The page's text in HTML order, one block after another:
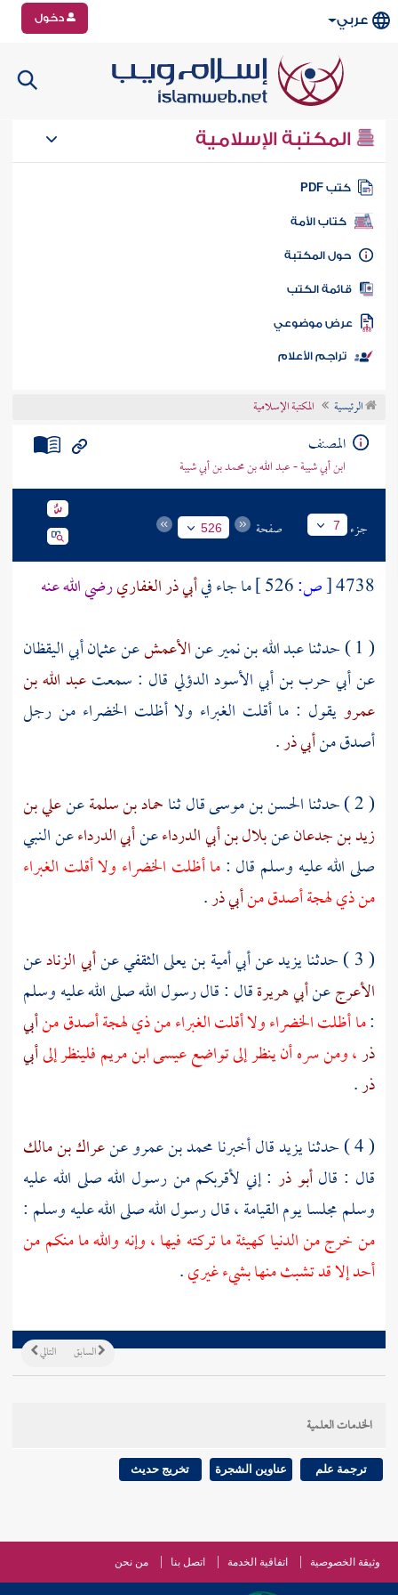
عربي دخول
المكتبة الإسلامية
كتب PDF
كتاب الأمة
المكتبة
الكتب
موضوعي
تراجم الأعلام
الرئيسية المكتبة الإسلامية
المصنف
ابن أبي شيبة - عبد الله بن محمد بن أبي شيبة
جزء 7 صفحة 526
4738
[ص: ما جاء فيأبي ذر الغفاريرضي الله عنه
( 1 ) حدثنا
عبد الله بن نميرعنالأعمشعنعثمان أبي اليقظان
عنأبي حرب بن أبي الأسود الدؤلي قال : سمعتعبد الله بن
عمرويقول : ما أقلت الغبراء ولا أظلت الخضراء من رجل
أصدق منأبي ذر.
( 2 ) حدثنا
الحسن بن موسىقال ثناحماد بن سلمةعنعلي بن
زيد بن جدعانعنبلال بن أبي الدرداءعنأبي الدرداءعن النبي
صلى الله عليه وسلم قال :ما أظلت الخضراء ولا أقلت الغبراء
من ذي لهجة أصدق منأبي ذر.
( 3 ) حدثنا
يزيدعنأبي أمية بن يعلى الثقفيعنأبي الزنادعن
الأعرجعنأبي هريرةقال : قال رسول الله صلى الله عليه وسلم
:ما أظلت الخضراء ولا أقلت الغبراء من ذي لهجة أصدق منأبي
ذر، ومن سره أن ينظر إلى تواضععيسى ابن مريمفلينظر إلىأبي
ذر.
( 4 ) حدثنا
يزيدقال أخبرنامحمد بن عمروعنعراك بن مالك
قال : قالأبو ذر : إني لأقربكم من رسول الله صلى الله عليه
وسلم مجلسا يوم القيامة ، قال رسول الله صلى الله عليه وسلم :
من خرج من الدنيا كهيئة ما تركته فيها ، وإنه والله ما منكم من
أحد إلا قد تشبث منها بشيء غيري.
التالي السابق
الخدمات العلمية
ترجمة علم عناوين الشجرة تخريج حديث
وثيقة الخصوصية اتفاقية الخدمة اتصل بنا من نحن